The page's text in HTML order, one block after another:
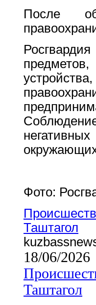
После
Фото:
Таштагол
18/06/2026
Таштагол